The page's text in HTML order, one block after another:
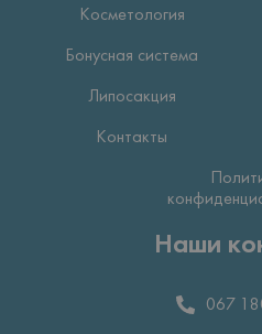
Косметология
Бонусная система
Липосакция
Контакты
Наши
067